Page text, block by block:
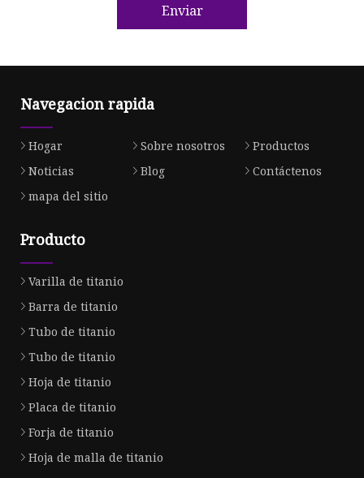
Enviar
Navegacion rapida
Hogar Sobre nosotros
Productos
Noticias
Blog
Contáctenos
mapa del sitio
Producto
Varilla de titanio
Barra de titanio
Tubo de titanio
Tubo de titanio
Hoja de titanio
Placa de titanio
Forja de titanio
Hoja de malla de titanio